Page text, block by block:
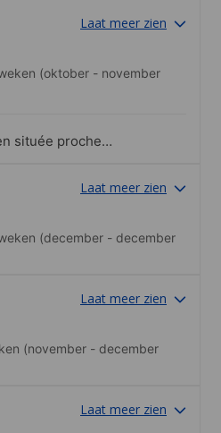
Laat meer zien
(oktober - november
située proche
du monde
élèves.
Laat meer zien
(december - december
Laat meer zien
(november - december
Laat meer zien